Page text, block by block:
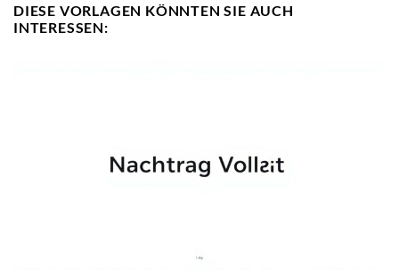
DIESE VORLAGEN KÖNNTEN SIE AUCH
INTERESSEN: